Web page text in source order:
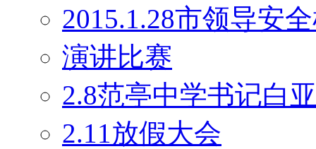
2015.1.28市领导安
演讲比赛
2.8范亭中学书记白
2.11放假大会